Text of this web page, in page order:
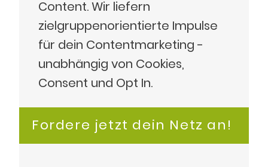
Content. Wir liefern
zielgruppenorientierte Impulse
für dein Contentmarketing -
unabhängig von Cookies,
Consent und Opt In.
Fordere jetzt dein Netz an!